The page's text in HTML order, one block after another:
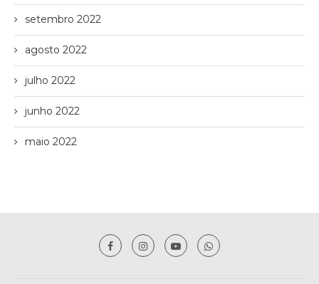
setembro 2022
agosto 2022
julho 2022
junho 2022
maio 2022